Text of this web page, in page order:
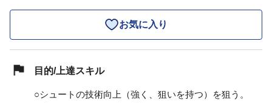
お気に入り
目的/上達スキル
○シュートの技術向上（強く、狙いを持つ）を狙う。